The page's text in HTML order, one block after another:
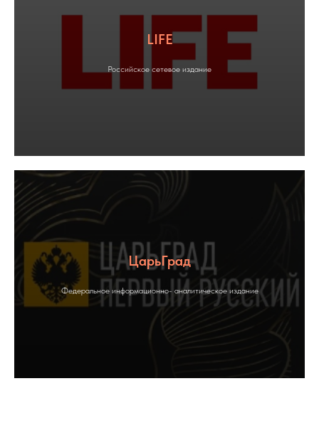
LIFE
Российское сетевое издание
ЦарьГрад
Федеральное информационно- аналитическое издание